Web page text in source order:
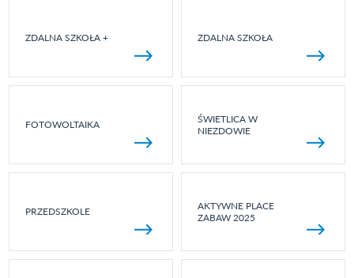
ZDALNA SZKOŁA + ZDALNA SZKOŁA
FOTOWOLTAIKA
ŚWIETLICA W
NIEZDOWIE
PRZEDSZKOLE
AKTYWNE PLACE
ZABAW 2025